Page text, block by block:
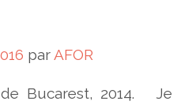
par AFOR
Bucarest, 2014. Je